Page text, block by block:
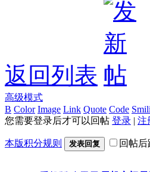
返回列表
高级模式
B Color Image Link Quote Code
您需要登录后才可以回帖 登录 | 注
本版积分规则 发表回复 回帖